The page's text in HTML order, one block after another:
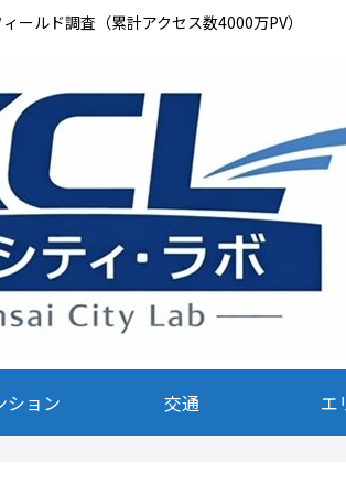
ールド調査（累計アクセス数4000万PV）
ション 交通 エ